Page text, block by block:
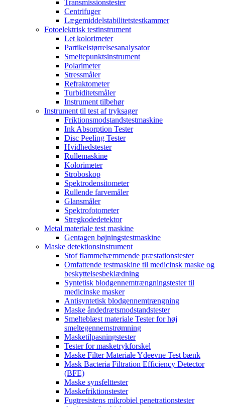
Transmissionstester
Centrifuger
Lægemiddelstabilitetstestkammer
Fotoelektrisk testinstrument
Let kolorimeter
Partikelstørrelsesanalysator
Smeltepunktsinstrument
Polarimeter
Stressmåler
Refraktometer
Turbiditetsmåler
Instrument tilbehør
Instrument til test af tryksager
Friktionsmodstandstestmaskine
Ink Absorption Tester
Disc Peeling Tester
Hvidhedstester
Rullemaskine
Kolorimeter
Stroboskop
Spektrodensitometer
Rullende farvemåler
Glansmåler
Spektrofotometer
Stregkodedetektor
Metal materiale test maskine
Gentagen bøjningstestmaskine
Maske detektionsinstrument
Stof flammehæmmende præstationstester
Omfattende testmaskine til medicinsk maske og
beskyttelsesbeklædning
Syntetisk blodgennemtrængningstester til
medicinske masker
Antisyntetisk blodgennemtrængning
Maske åndedrætsmodstandstester
Smelteblæst materiale Tester for høj
smeltegennemstrømning
Masketilpasningstester
Tester for masketrykforskel
Maske Filter Materiale Ydeevne Test bænk
Mask Bacteria Filtration Efficiency Detector
(BFE)
Maske synsfelttester
Maskefriktionstester
Fugtresistens mikrobiel penetrationstester